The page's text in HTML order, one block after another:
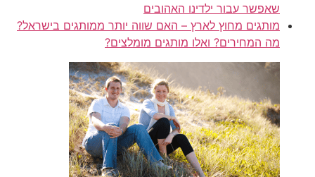
שאפשר עבור ילדינו האהובים
מותגים מחוץ לארץ – האם שווה יותר ממותגים בישראל?
מה המחירים? ואלו מותגים מומלצים?